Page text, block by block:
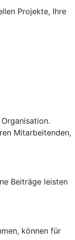
Projekte, Ihre
Mitarbeitenden,
Beiträge leisten
können für